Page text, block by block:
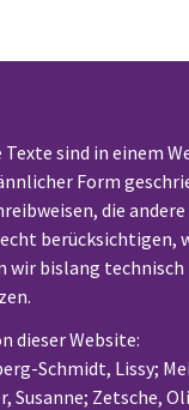
Texte sind in einem
Form
die
berücksichtigen,
wir bislang
dieser Website:
Schmidt, Lissy;
Susanne; Zetsche,